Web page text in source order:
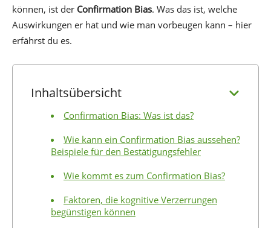
können, ist der Confirmation Bias. Was das ist, welche
Auswirkungen er hat und wie man vorbeugen kann – hier
erfährst du es.
Inhaltsübersicht
Confirmation Bias: Was ist das?
Wie kann ein Confirmation Bias aussehen?
Beispiele für den Bestätigungsfehler
Wie kommt es zum Confirmation Bias?
Faktoren, die kognitive Verzerrungen
begünstigen können